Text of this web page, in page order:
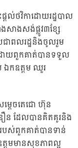
តល់ថវិកាដោយរដ្ឋបាល
សាងសង់ផ្លូវ៣ខ្សែ
ាពលរដ្ឋនិងចូលរួម
ដោយពួកគាត់បានទទួល
ឯកឧត្តម ឈួរ
តេចតេជោ ហ៊ុន
ន ដែលបានគិតគូរនិង
ស់ពួកគាត់បានទាន់
តមមានសុខភាពល្អ